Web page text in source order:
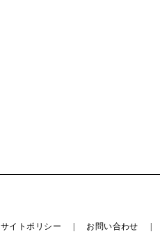
サイトポリシー お問い合わせ